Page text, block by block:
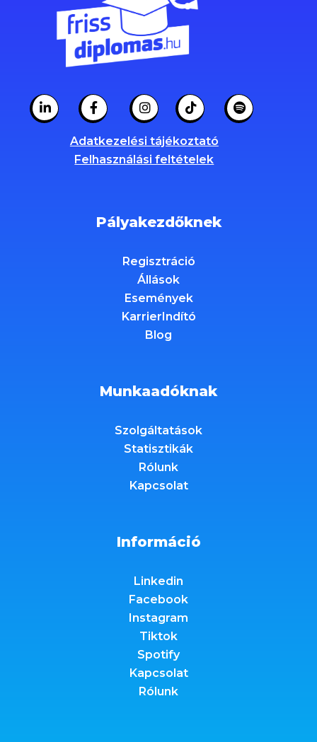
Adatkezelési tájékoztató
Felhasználási feltételek
Pályakezdőknek
Regisztráció
Állások
Események
KarrierIndító
Blog
Munkaadóknak
Szolgáltatások
Statisztikák
Rólunk
Kapcsolat
Információ
Linkedin
Facebook
Instagram
Tiktok
Spotify
Kapcsolat
Rólunk